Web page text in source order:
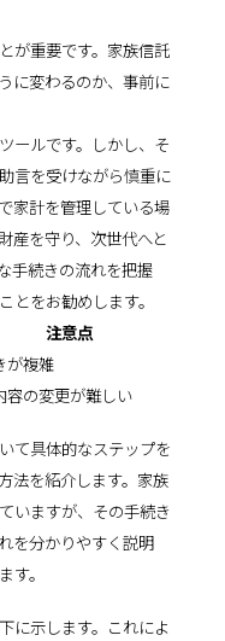
が重要です。家族信託
に変わるのか、事前に
ールです。しかし、そ
言を受けながら慎重に
家計を管理している場
産を守り、次世代へと
手続きの流れを把握
とをお勧めします。
注意点
が複雑
容の変更が難しい
て具体的なステップを
法を紹介します。家族
いますが、その手続き
を分かりやすく説明
す。
に示します。これによ